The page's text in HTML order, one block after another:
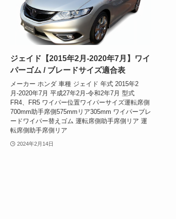
ジェイド【2015年2月-2020年7月】ワイ
パーゴム / ブレードサイズ適合表
メーカー ホンダ 車種 ジェイド 年式 2015年2
月-2020年7月 平成27年2月-令和2年7月 型式
FR4、FR5 ワイパー位置ワイパーサイズ運転席側
700mm助手席側575mmリア305mm ワイパーブレ
ードワイパー替えゴム 運転席側助手席側リア 運
転席側助手席側リア
2024年2月14日